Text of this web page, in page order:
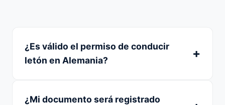
¿Es válido el permiso de conducir
letón en Alemania?
¿Mi documento será registrado